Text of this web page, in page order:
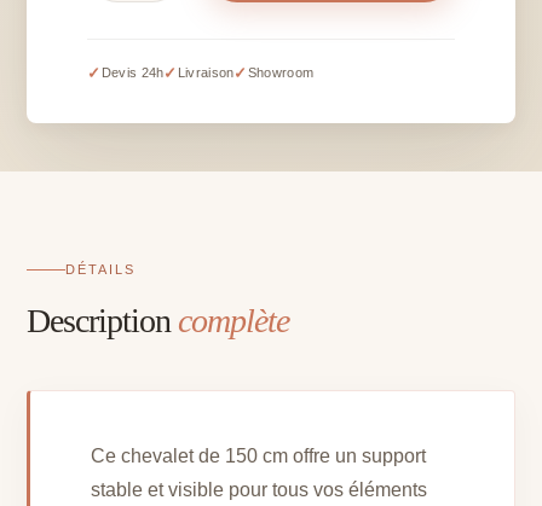
–
cm
✓ Devis 24h✓ Livraison✓ Showroom
DÉTAILS
Descriptioncomplète
Ce chevalet de 150 cm offre un support
stable et visible pour tous vos éléments